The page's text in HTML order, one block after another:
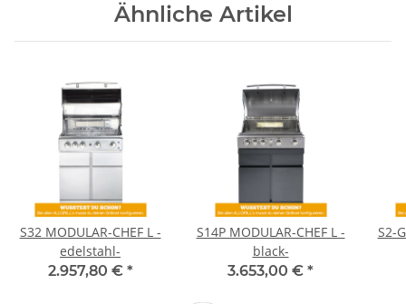
Ähnliche Artikel
S32 MODULAR-CHEF L -
edelstahl-
2.957,80 € *
S14P MODULAR-CHEF L -
black-
3.653,00 € *
S2-